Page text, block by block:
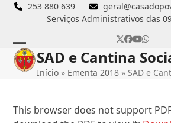
Skip
253 880 639
Serviços Administrativos das
Twitter
Facebook
YouTube
Open
mobile
Close
mobile
SAD e Cantina
Início » Ementa 2018 » SAD e
This browser does not support